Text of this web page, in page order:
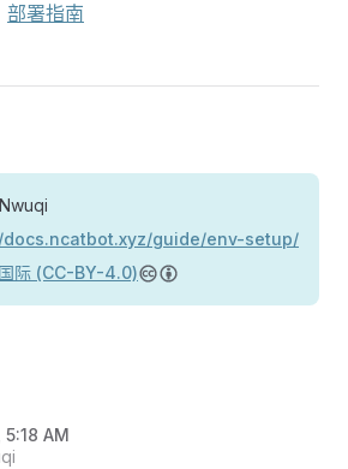
部署指南
guide/env-setup/
际 (CC-BY-4.0)
AM